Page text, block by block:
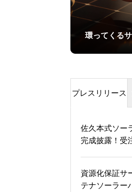
環ってくる
プレスリリース
佐久本式ソー
完成披露！受
資源化保証サ
テナソーラー